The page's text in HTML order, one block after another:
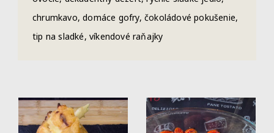
chrumkavo, domáce gofry, čokoládové pokušenie,
tip na sladké, víkendové raňajky